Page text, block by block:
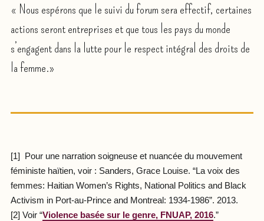
« Nous espérons que le suivi du forum sera effectif, certaines
actions seront entreprises et que tous les pays du monde
s’engagent dans la lutte pour le respect intégral des droits de
la femme.»
[1] Pour une narration soigneuse et nuancée du mouvement
féministe haïtien, voir : Sanders, Grace Louise. “La voix des
femmes: Haitian Women’s Rights, National Politics and Black
Activism in Port-au-Prince and Montreal: 1934-1986”. 2013.
[2] Voir “Violence basée sur le genre, FNUAP, 2016.”